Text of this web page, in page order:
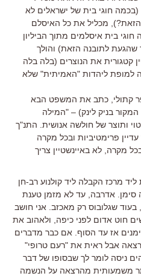
חוגי בית של ישראלים לא
מכליל את כל האיסלם
בית איסלמים מתוך הביליון
שהגעת לתובנה הזאת) והולך
קטגורית את הנוצרים (בלה בלה
למופת ליהדות "האמיתית" שלא
קתולי, כתב את המשפט הבא
בניק לינק) – "המילה
ותוצר של חולשה אנושית. התנ"ך
פרימטיביות ובכל מקרה
מקרה, לא באיינשטיין צריך
מרכז הקבלה ליד קולנוע רב-חן
סימן. אדרבה, עד לא מזמן טענת
בעוד שגלובוס רק מאכזב. אני חושב
חוט אדום לפני כיפה, ולאהוב את
אז עד הסוף. אם כבר מדברים
רק 40 דקות בהרצאה אבל ראית את "רעם טרופי"
ניסה לומר לך שבסופו של דבר
משמעותית מהרצאה על הנשמה